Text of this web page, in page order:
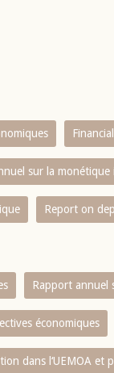
sur la monétique
Report on
Rapport annuel
économiques
dans l‘UEMOA et